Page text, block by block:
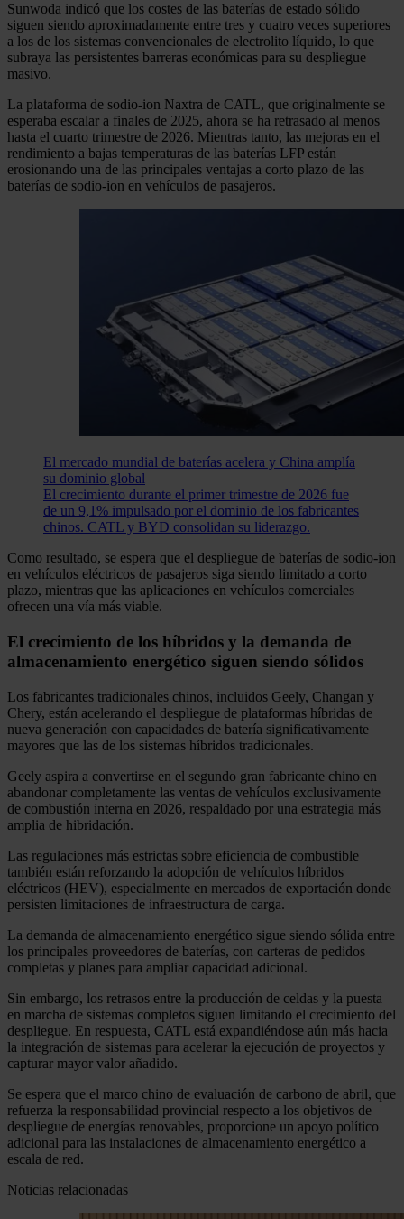
Sunwoda indicó que los costes de las baterías de estado sólido
siguen siendo aproximadamente entre tres y cuatro veces superiores
a los de los sistemas convencionales de electrolito líquido, lo que
subraya las persistentes barreras económicas para su despliegue
masivo.
La plataforma de sodio-ion Naxtra de CATL, que originalmente se
esperaba escalar a finales de 2025, ahora se ha retrasado al menos
hasta el cuarto trimestre de 2026. Mientras tanto, las mejoras en el
rendimiento a bajas temperaturas de las baterías LFP están
erosionando una de las principales ventajas a corto plazo de las
baterías de sodio-ion en vehículos de pasajeros.
El mercado mundial de baterías acelera y China amplía
su dominio global
El crecimiento durante el primer trimestre de 2026 fue
de un 9,1% impulsado por el dominio de los fabricantes
chinos. CATL y BYD consolidan su liderazgo.
Como resultado, se espera que el despliegue de baterías de sodio-ion
en vehículos eléctricos de pasajeros siga siendo limitado a corto
plazo, mientras que las aplicaciones en vehículos comerciales
ofrecen una vía más viable.
El crecimiento de los híbridos y la demanda de
almacenamiento energético siguen siendo sólidos
Los fabricantes tradicionales chinos, incluidos Geely, Changan y
Chery, están acelerando el despliegue de plataformas híbridas de
nueva generación con capacidades de batería significativamente
mayores que las de los sistemas híbridos tradicionales.
Geely aspira a convertirse en el segundo gran fabricante chino en
abandonar completamente las ventas de vehículos exclusivamente
de combustión interna en 2026, respaldado por una estrategia más
amplia de hibridación.
Las regulaciones más estrictas sobre eficiencia de combustible
también están reforzando la adopción de vehículos híbridos
eléctricos (HEV), especialmente en mercados de exportación donde
persisten limitaciones de infraestructura de carga.
La demanda de almacenamiento energético sigue siendo sólida entre
los principales proveedores de baterías, con carteras de pedidos
completas y planes para ampliar capacidad adicional.
Sin embargo, los retrasos entre la producción de celdas y la puesta
en marcha de sistemas completos siguen limitando el crecimiento del
despliegue. En respuesta, CATL está expandiéndose aún más hacia
la integración de sistemas para acelerar la ejecución de proyectos y
capturar mayor valor añadido.
Se espera que el marco chino de evaluación de carbono de abril, que
refuerza la responsabilidad provincial respecto a los objetivos de
despliegue de energías renovables, proporcione un apoyo político
adicional para las instalaciones de almacenamiento energético a
escala de red.
Noticias relacionadas